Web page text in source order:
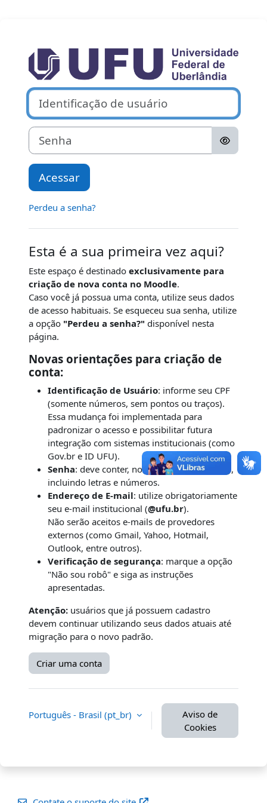
Acesso a
Avançar para criar nova conta
Identificação de usuário
Senha
Acessar
Perdeu a senha?
Esta é a sua primeira vez aqui?
Este espaço é destinado exclusivamente para
criação de nova conta no Moodle.
Caso você já possua uma conta, utilize seus dados
de acesso habituais. Se esqueceu sua senha, utilize
a opção "Perdeu a senha?" disponível nesta
página.
Novas orientações para criação de
conta:
Identificação de Usuário: informe seu CPF
(somente números, sem pontos ou traços).
Essa mudança foi implementada para
padronizar o acesso e possibilitar futura
integração com sistemas institucionais (como
Gov.br e ID UFU).
Senha: deve conter, no mínimo, 8 caracteres,
incluindo letras e números.
Endereço de E-mail: utilize obrigatoriamente
seu e-mail institucional (@ufu.br).
Não serão aceitos e-mails de provedores
externos (como Gmail, Yahoo, Hotmail,
Outlook, entre outros).
Verificação de segurança: marque a opção
"Não sou robô" e siga as instruções
apresentadas.
Atenção: usuários que já possuem cadastro
devem continuar utilizando seus dados atuais até
migração para o novo padrão.
Criar uma conta
Português - Brasil ‎(pt_br)‎
Aviso de
Cookies